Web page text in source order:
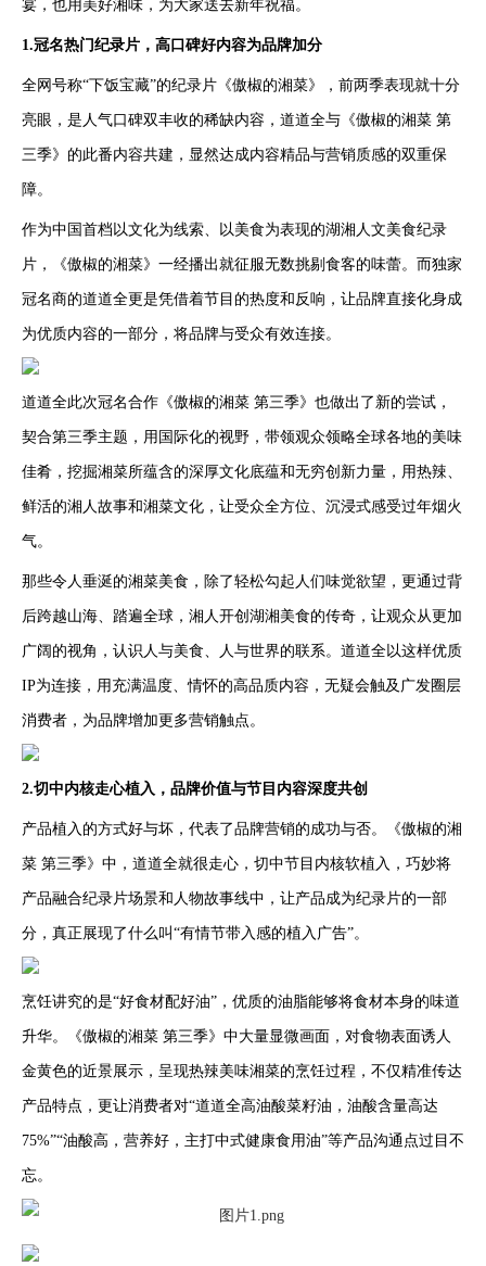
宴，也用美好湘味，为大家送去新年祝福。
1.冠名热门纪录片，高口碑好内容为品牌加分
全网号称“下饭宝藏”的纪录片《傲椒的湘菜》，前两季表现就十分
亮眼，是人气口碑双丰收的稀缺内容，道道全与《傲椒的湘菜 第
三季》的此番内容共建，显然达成内容精品与营销质感的双重保
障。
作为中国首档以文化为线索、以美食为表现的湖湘人文美食纪录
片，《傲椒的湘菜》一经播出就征服无数挑剔食客的味蕾。而独家
冠名商的道道全更是凭借着节目的热度和反响，让品牌直接化身成
为优质内容的一部分，将品牌与受众有效连接。
道道全此次冠名合作《傲椒的湘菜 第三季》也做出了新的尝试，
契合第三季主题，用国际化的视野，带领观众领略全球各地的美味
佳肴，挖掘湘菜所蕴含的深厚文化底蕴和无穷创新力量，用热辣、
鲜活的湘人故事和湘菜文化，让受众全方位、沉浸式感受过年烟火
气。
那些令人垂涎的湘菜美食，除了轻松勾起人们味觉欲望，更通过背
后跨越山海、踏遍全球，湘人开创湖湘美食的传奇，让观众从更加
广阔的视角，认识人与美食、人与世界的联系。道道全以这样优质
IP为连接，用充满温度、情怀的高品质内容，无疑会触及广发圈层
消费者，为品牌增加更多营销触点。
2.切中内核走心植入，品牌价值与节目内容深度共创
产品植入的方式好与坏，代表了品牌营销的成功与否。《傲椒的湘
菜 第三季》中，道道全就很走心，切中节目内核软植入，巧妙将
产品融合纪录片场景和人物故事线中，让产品成为纪录片的一部
分，真正展现了什么叫“有情节带入感的植入广告”。
烹饪讲究的是“好食材配好油”，优质的油脂能够将食材本身的味道
升华。《傲椒的湘菜 第三季》中大量显微画面，对食物表面诱人
金黄色的近景展示，呈现热辣美味湘菜的烹饪过程，不仅精准传达
产品特点，更让消费者对“道道全高油酸菜籽油，油酸含量高达
75%”“油酸高，营养好，主打中式健康食用油”等产品沟通点过目不
忘。